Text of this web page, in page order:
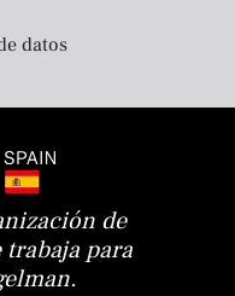
datos
de
para